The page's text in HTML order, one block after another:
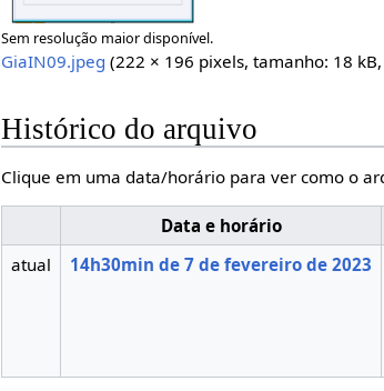
Sem resolução maior disponível.
GiaIN09.jpeg (222 × 196 pixels, tamanho: 18
Histórico do arquivo
Clique em uma data/horário para ver como o
Data e horário
atual
14h30min de 7 de fevereiro de 2023